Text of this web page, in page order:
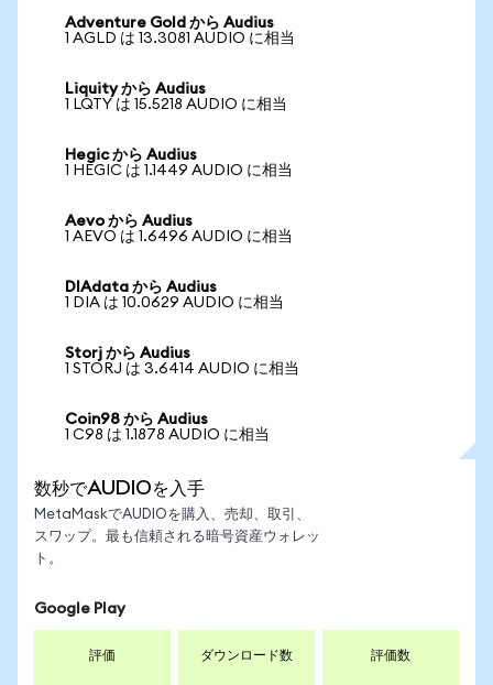
Adventure Gold から Audius
1 AGLD は 13.3081 AUDIO に相当
Liquity から Audius
1 LQTY は 15.5218 AUDIO に相当
Hegic から Audius
1 HEGIC は 1.1449 AUDIO に相当
Aevo から Audius
1 AEVO は 1.6496 AUDIO に相当
DIAdata から Audius
1 DIA は 10.0629 AUDIO に相当
Storj から Audius
1 STORJ は 3.6414 AUDIO に相当
Coin98 から Audius
1 C98 は 1.1878 AUDIO に相当
数秒でAUDIOを入手
MetaMaskでAUDIOを購入、売却、取引、
スワップ。最も信頼される暗号資産ウォレッ
ト。
Google Play
評価 ダウンロード数 評価数